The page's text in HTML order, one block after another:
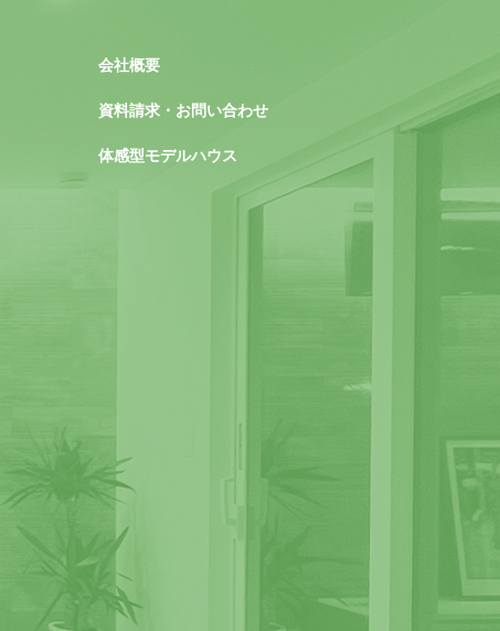
会社概要
資料請求・お問い合わせ
体感型モデルハウス